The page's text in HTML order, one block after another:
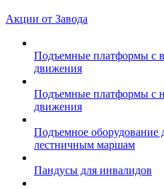
Акции от Завода
Подъемные платформы с
движения
Подъемные платформы с
движения
Подъемное оборудование
лестничным маршам
Пандусы для инвалидов